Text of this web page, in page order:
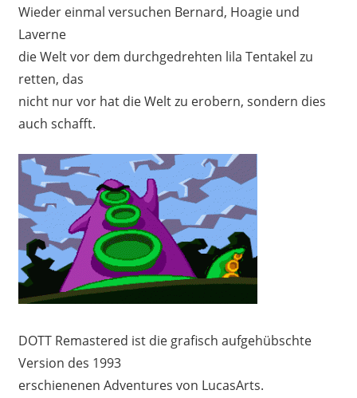
Wieder einmal versuchen Bernard, Hoagie und
Laverne
die Welt vor dem durchgedrehten lila Tentakel zu
retten, das
nicht nur vor hat die Welt zu erobern, sondern dies
auch schafft.
DOTT Remastered ist die grafisch aufgehübschte
Version des 1993
erschienenen Adventures von LucasArts.